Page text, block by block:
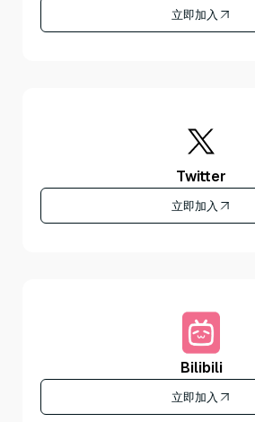
立即加入
Twitter
立即加入
Bilibili
立即加入